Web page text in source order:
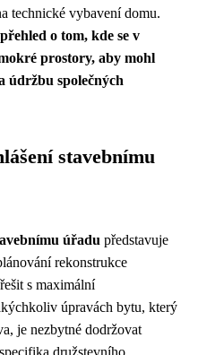
technické vybavení domu.
o tom, kde se v
prostory, aby mohl
údržbu společných
stavebnímu
úřadu představuje
rekonstrukce
s maximální
úpravách bytu, který
je nezbytné dodržovat